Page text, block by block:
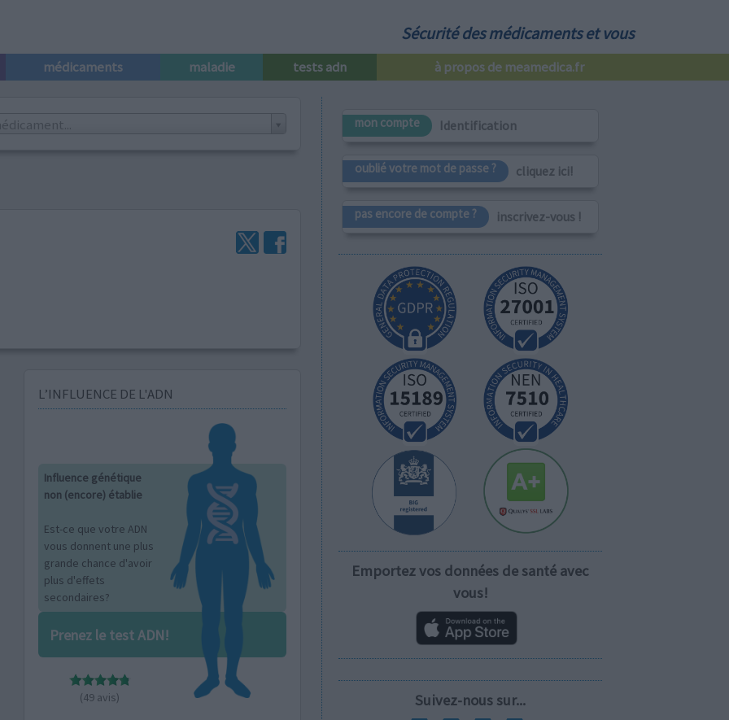
Sécurité des médicaments et vous
médicaments maladie tests adn à propos de meamedica.fr
L’INFLUENCE DE L'ADN
Influence génétique
non (encore) établie
Est-ce que votre ADN
vous donnent une plus
grande chance d'avoir
plus d'effets
secondaires?
Prenez le test ADN!
(49 avis)
mon compte Identification
oublié votre mot de passe ? cliquez ici!
pas encore de compte ? inscrivez-vous !
Emportez vos données de santé avec
vous!
Suivez-nous sur...